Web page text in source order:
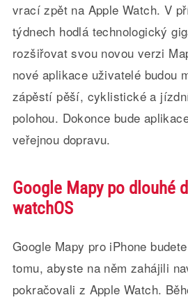
vrací zpět na Apple Watch. V
týdnech hodlá technologický
rozšiřovat svou novou verzi
nové aplikace uživatelé budou
zápěstí pěší, cyklistické a
polohou. Dokonce bude
veřejnou dopravu.
Google Mapy po dlouhé
watchOS
Google Mapy pro iPhone
tomu, abyste na něm zahájili
pokračovali z Apple Watch.